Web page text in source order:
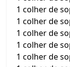
1 colher de
1 colher de
1 colher de
1 colher de
1 colher de